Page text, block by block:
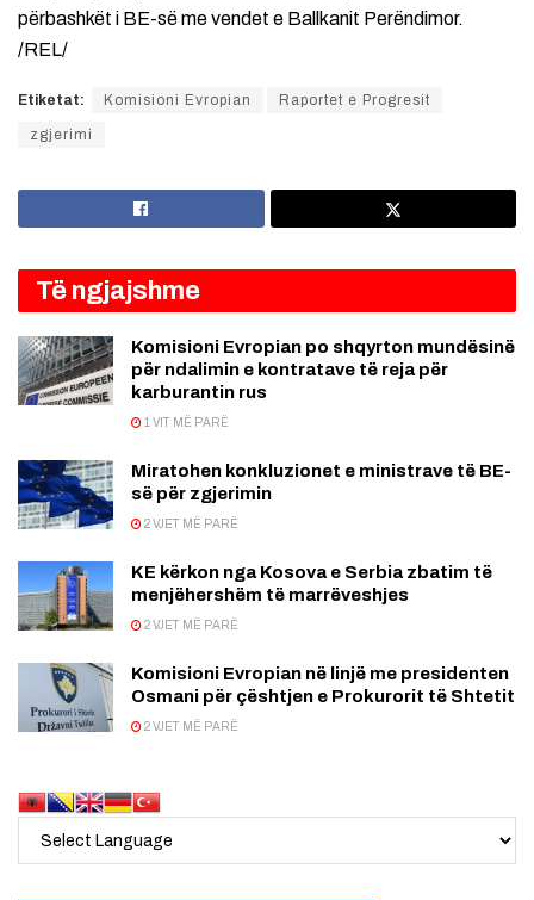
përbashkët i BE-së me vendet e Ballkanit Perëndimor.
/REL/
Etiketat: Komisioni Evropian Raportet e Progresit
zgjerimi
Të ngjajshme
Komisioni Evropian po shqyrton mundësinë
për ndalimin e kontratave të reja për
karburantin rus
1 VIT MË PARË
Miratohen konkluzionet e ministrave të BE-
së për zgjerimin
2 VJET MË PARË
KE kërkon nga Kosova e Serbia zbatim të
menjëhershëm të marrëveshjes
2 VJET MË PARË
Komisioni Evropian në linjë me presidenten
Osmani për çështjen e Prokurorit të Shtetit
2 VJET MË PARË